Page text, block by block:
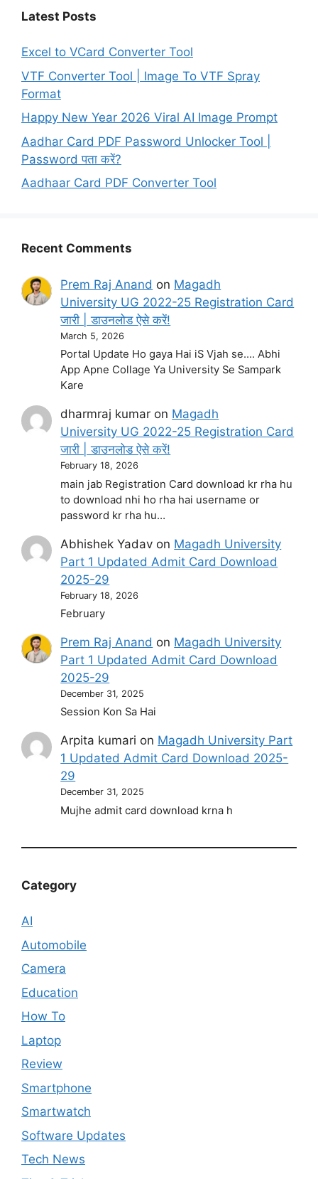
Latest Posts
Excel to VCard Converter Tool
VTF Converter Tool | Image To VTF Spray
Format
Happy New Year 2026 Viral AI Image Prompt
Aadhar Card PDF Password Unlocker Tool |
Password पता करें?
Aadhaar Card PDF Converter Tool
Recent Comments
Prem Raj Anand on Magadh
University UG 2022-25 Registration Card
जारी | डाउनलोड ऐसे करें!
March 5, 2026
Portal Update Ho gaya Hai iS Vjah se.... Abhi
App Apne Collage Ya University Se Sampark
Kare
dharmraj kumar on Magadh
University UG 2022-25 Registration Card
जारी | डाउनलोड ऐसे करें!
February 18, 2026
main jab Registration Card download kr rha hu
to download nhi ho rha hai username or
password kr rha hu…
Abhishek Yadav on Magadh University
Part 1 Updated Admit Card Download
2025-29
February 18, 2026
February
Prem Raj Anand on Magadh University
Part 1 Updated Admit Card Download
2025-29
December 31, 2025
Session Kon Sa Hai
Arpita kumari on Magadh University Part
1 Updated Admit Card Download 2025-
29
December 31, 2025
Mujhe admit card download krna h
Category
AI
Automobile
Camera
Education
How To
Laptop
Review
Smartphone
Smartwatch
Software Updates
Tech News